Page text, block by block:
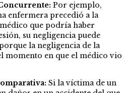
Por ejemplo,
enfermera precedió a la
que podría haber
su negligencia puede
la negligencia de la
momento en que el médico vio
Si la víctima de un